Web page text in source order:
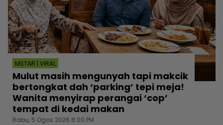
MSTAR | VIRAL
Mulut masih mengunyah tapi makcik
bertongkat dah ‘parking’ tepi meja!
Wanita menyirap perangai ‘cop’
tempat di kedai makan
Rabu, 5 Ogos 2026 8:00 PM